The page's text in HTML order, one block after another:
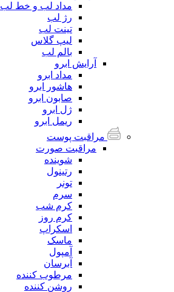
مداد لب و خط لب
رژ لب
تینت لب
لیپ گلاس
بالم لب
آرایش ابرو
مداد ابرو
هاشور ابرو
صابون ابرو
ژل ابرو
ریمل ابرو
مراقبت پوست
مراقبت صورت
شوینده
رتینول
تونر
سرم
کرم شب
کرم روز
اسکراپ
ماسک
آمپول
آبرسان
مرطوب کننده
روشن کننده